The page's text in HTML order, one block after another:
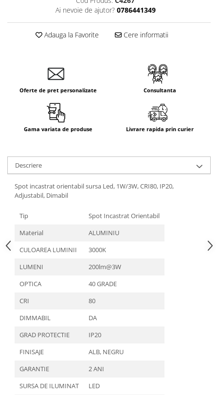
Întrerupătoare Mecanice
Prize + Intrerupatoare
Living Now With Netatmo
Prize si Intrerupatoare
Aparataj Aplicat
Gama Palmyie Viko
Gama Legrand Niloe
Panasonic Arkedia Slim
Aparataj Modular
Bticino Living NOW
Bticino AXOLUTE AIR
Gama Matix Bticino
Legrand Mosaic
Doze de Pardoseala
Aplice - Plafoniere
Spoturi LED
Panouri LED
Lampi de Birou
Ai nevoie de ajutor? 0786441349
Adauga la Favorite Cere informatii
Oferte de pret personalizate Consultanta
Gama variata de produse Livrare rapida prin curier
Descriere
Spot incastrat orientabil sursa Led, 1W/3W, CRI80, IP20,
Adjustabil, Dimabil
Tip
Spot Incastrat Orientabil
Material
ALUMINIU
CULOAREA LUMINII
3000K
LUMENI
200lm@3W
OPTICA
40 GRADE
CRI
80
DIMMABIL
DA
GRAD PROTECTIE
IP20
FINISAJE
ALB, NEGRU
GARANTIE
2 ANI
SURSA DE ILUMINAT
LED